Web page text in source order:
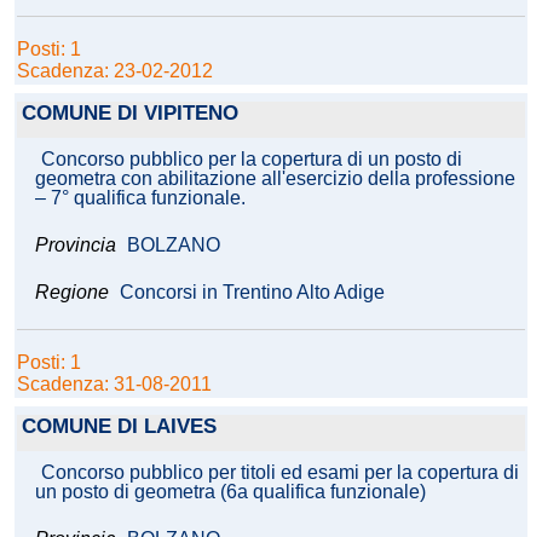
Posti: 1
Scadenza: 23-02-2012
COMUNE DI VIPITENO
Concorso pubblico per la copertura di un posto di
geometra con abilitazione all'esercizio della professione
– 7° qualifica funzionale.
Provincia BOLZANO
Regione Concorsi in Trentino Alto Adige
Posti: 1
Scadenza: 31-08-2011
COMUNE DI LAIVES
Concorso pubblico per titoli ed esami per la copertura di
un posto di geometra (6a qualifica funzionale)